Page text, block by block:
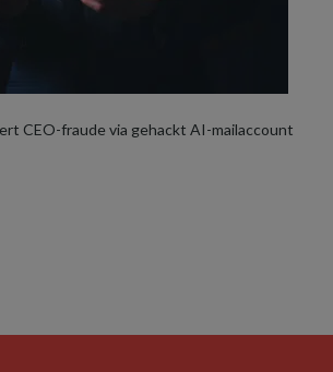
CEO-fraude via gehackt AI-mailaccount